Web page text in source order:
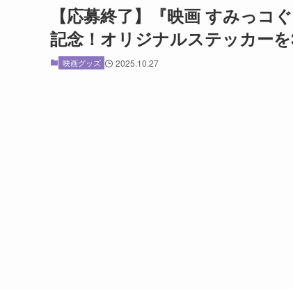
【応募終了】『映画 すみっコ
記念！オリジナルステッカー
映画グッズ 2025.10.27